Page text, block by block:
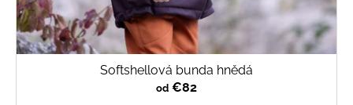
Softshellová bunda hnědá
od €82